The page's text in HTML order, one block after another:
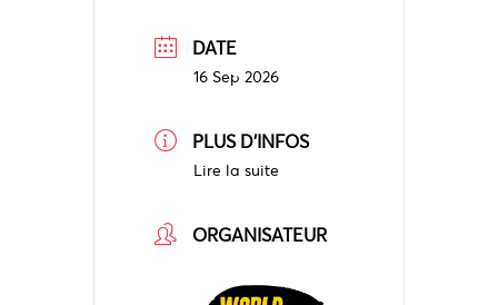
DATE
16 Sep 2026
PLUS D'INFOS
Lire la suite
ORGANISATEUR